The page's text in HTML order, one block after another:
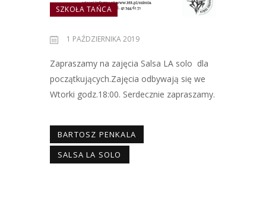
SZKOŁA TAŃCA
1 PAŹDZIERNIKA 2019
Zapraszamy na zajęcia Salsa LA solo dla
początkujących.Zajęcia odbywają się we
Wtorki godz.18:00. Serdecznie zapraszamy.
BARTOSZ PENKALA
SALSA LA SOLO